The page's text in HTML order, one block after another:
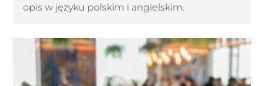
opis w języku polskim i angielskim.